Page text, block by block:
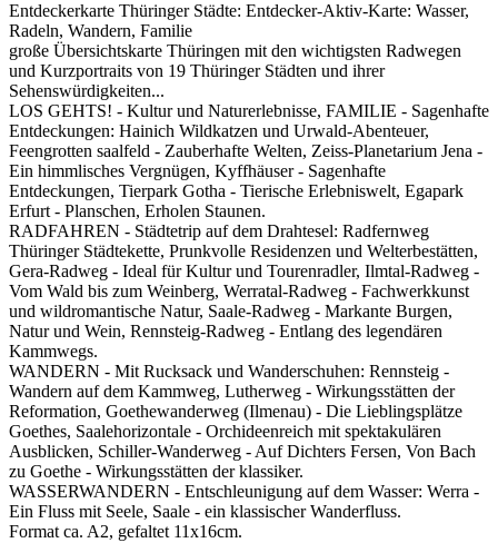
Entdeckerkarte Thüringer Städte: Entdecker-Aktiv-Karte: Wasser,
Radeln, Wandern, Familie
große Übersichtskarte Thüringen mit den wichtigsten Radwegen
und Kurzportraits von 19 Thüringer Städten und ihrer
Sehenswürdigkeiten...
LOS GEHTS! - Kultur und Naturerlebnisse, FAMILIE - Sagenhafte
Entdeckungen: Hainich Wildkatzen und Urwald-Abenteuer,
Feengrotten saalfeld - Zauberhafte Welten, Zeiss-Planetarium Jena -
Ein himmlisches Vergnügen, Kyffhäuser - Sagenhafte
Entdeckungen, Tierpark Gotha - Tierische Erlebniswelt, Egapark
Erfurt - Planschen, Erholen Staunen.
RADFAHREN - Städtetrip auf dem Drahtesel: Radfernweg
Thüringer Städtekette, Prunkvolle Residenzen und Welterbestätten,
Gera-Radweg - Ideal für Kultur und Tourenradler, Ilmtal-Radweg -
Vom Wald bis zum Weinberg, Werratal-Radweg - Fachwerkkunst
und wildromantische Natur, Saale-Radweg - Markante Burgen,
Natur und Wein, Rennsteig-Radweg - Entlang des legendären
Kammwegs.
WANDERN - Mit Rucksack und Wanderschuhen: Rennsteig -
Wandern auf dem Kammweg, Lutherweg - Wirkungsstätten der
Reformation, Goethewanderweg (Ilmenau) - Die Lieblingsplätze
Goethes, Saalehorizontale - Orchideenreich mit spektakulären
Ausblicken, Schiller-Wanderweg - Auf Dichters Fersen, Von Bach
zu Goethe - Wirkungsstätten der klassiker.
WASSERWANDERN - Entschleunigung auf dem Wasser: Werra -
Ein Fluss mit Seele, Saale - ein klassischer Wanderfluss.
Format ca. A2, gefaltet 11x16cm.